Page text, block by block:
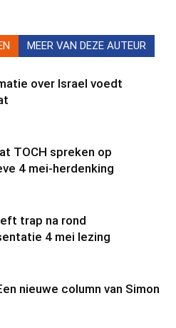
MEER VAN DEZE AUTEUR
over Israel voedt
TOCH spreken op
4 mei-herdenking
trap na rond
4 mei lezing
nieuwe column van Simon